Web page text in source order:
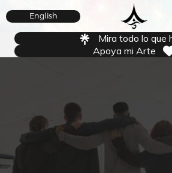
English
Mira todo lo que
Apoya mi Arte